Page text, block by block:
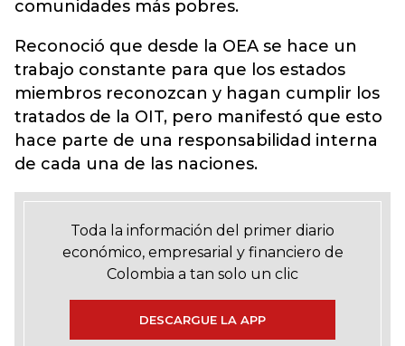
comunidades más pobres.
Reconoció que desde la OEA se hace un
trabajo constante para que los estados
miembros reconozcan y hagan cumplir los
tratados de la OIT, pero manifestó que esto
hace parte de una responsabilidad interna
de cada una de las naciones.
Toda la información del primer diario
económico, empresarial y financiero de
Colombia a tan solo un clic
DESCARGUE LA APP